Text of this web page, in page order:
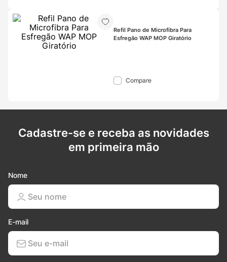
Refil Pano de Microfibra Para
Esfregão WAP MOP Giratório
Compare
Cadastre-se e receba as novidades
em primeira mão
Nome
E-mail